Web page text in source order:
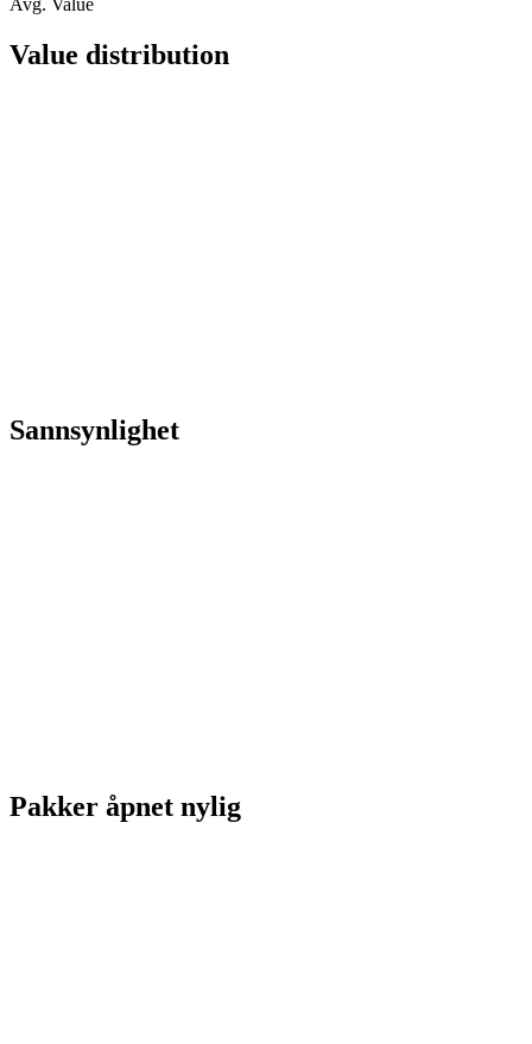
Value distribution
Sannsynlighet
Pakker åpnet nylig